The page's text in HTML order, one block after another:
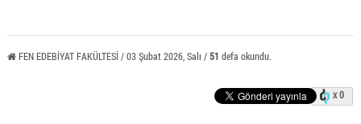
FEN EDEBİYAT FAKÜLTESİ / 03 Şubat 2026, Salı /51 defa okundu.
x 0